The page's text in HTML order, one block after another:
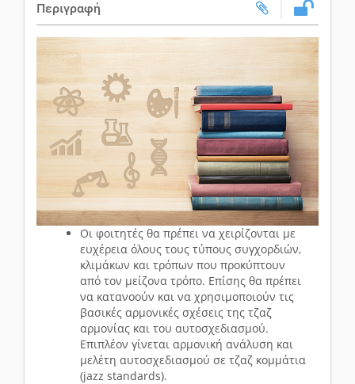
Περιγραφή
Οι φοιτητές θα πρέπει να χειρίζονται με
ευχέρεια όλους τους τύπους συγχορδιών,
κλιμάκων και τρόπων που προκύπτουν
από τον μείζονα τρόπο. Επίσης θα πρέπει
να κατανοούν και να χρησιμοποιούν τις
βασικές αρμονικές σχέσεις της τζαζ
αρμονίας και του αυτοσχεδιασμού.
Επιπλέον γίνεται αρμονική ανάλυση και
μελέτη αυτοσχεδιασμού σε τζαζ κομμάτια
(jazz standards).